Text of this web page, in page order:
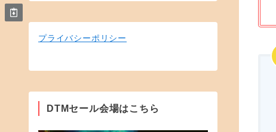
プライバシーポリシー
DTMセール会場はこちら